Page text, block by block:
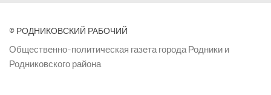
© РОДНИКОВСКИЙ РАБОЧИЙ
Общественно-политическая газета города Родники и
Родниковского района